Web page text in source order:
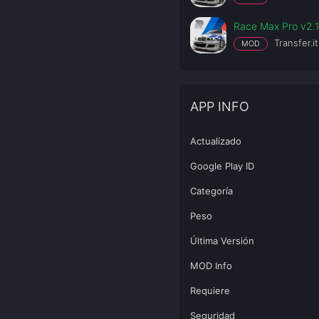
Race Max Pro
MOD Transfer.it
APP INFO
Actualizado
Google Play ID
Categoría
Peso
Última Versión
MOD Info
Requiere
Seguridad